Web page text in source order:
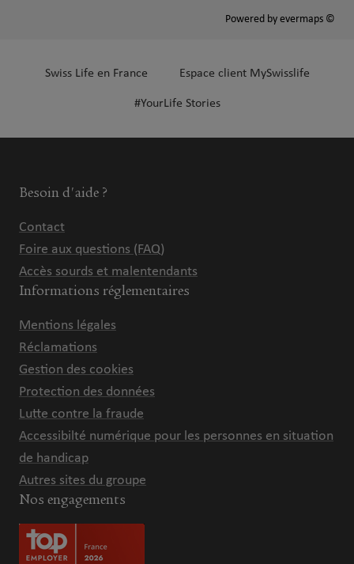
Powered by evermaps ©
Swiss Life en France Espace client MySwisslife
#YourLife Stories
Besoin d'aide ?
Contact
Foire aux questions (FAQ)
Accès sourds et malentendants
Informations réglementaires
Mentions légales
Réclamations
Gestion des cookies
Protection des données
Lutte contre la fraude
Accessibilté numérique pour les personnes en situation
de handicap
Autres sites du groupe
Nos engagements